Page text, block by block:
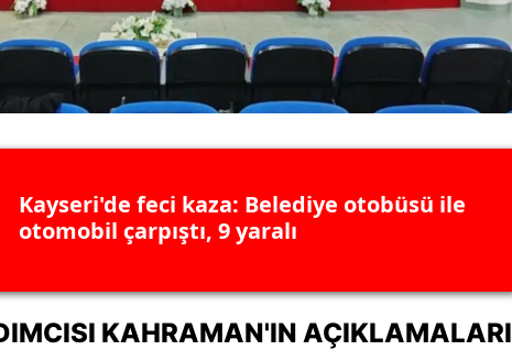
Niğde
Rize
Samsun
Sinop
Sivas
Kayseri'de feci kaza: Belediye otobüsü ile
otomobil çarpıştı, 9 yaralı
KAHRAMAN'IN AÇIKLAMALARI